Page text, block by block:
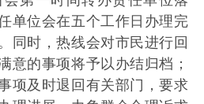
单位会在五个工作日办理完
同时，热线会对市民进行回
意的事项将予以办结归档；
项及时退回有关部门，要求